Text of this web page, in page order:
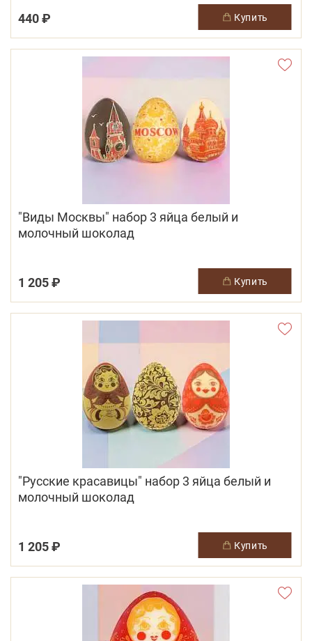
440 ₽ купить
"Виды Москвы" набор 3 яйца белый и
молочный шоколад
1 205 ₽ купить
"Русские красавицы" набор 3 яйца белый и
молочный шоколад
1 205 ₽ купить